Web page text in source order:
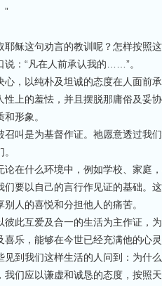
”
耶稣这句劝言的教训呢？怎样按照
说：“凡在人前承认我的……”。
心，以纯朴及坦诚的态度在人面前承
性上的羞怯，并且摆脱那庸俗及妥
形象。
召叫是为基督作证。祂愿意透过我
论在什么环境中，例如学校、家庭
们要以自己的言行作见证的基础。
别人的喜悦和分担他人的痛苦。
彼此互爱及合一的生活为主作证，
喜乐，能够在今世已经充满他的心
见到我们这样生活的人问到：为什
我们应以谦虚和诚恳的态度，按照